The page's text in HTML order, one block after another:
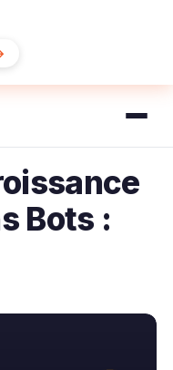
Bots :